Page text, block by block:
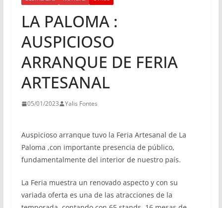
LA PALOMA :
AUSPICIOSO
ARRANQUE DE FERIA
ARTESANAL
05/01/2023 Yalis Fontes
Auspicioso arranque tuvo la Feria Artesanal de La
Paloma ,con importante presencia de público,
fundamentalmente del interior de nuestro país.
La Feria muestra un renovado aspecto y con su
variada oferta es una de las atracciones de la